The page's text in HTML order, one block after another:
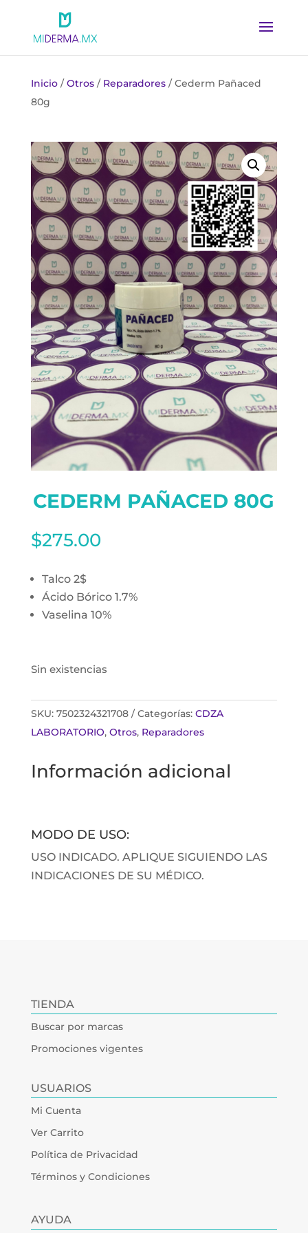
Inicio/Otros/ Reparadores/ Cederm Pañaced
80g
CEDERM PAÑACED 80G
$275.00
Talco 2$
Ácido Bórico 1.7%
Vaselina 10%
Sin existencias
SKU: 7502324321708 Categorías: CDZA
LABORATORIO, Otros, Reparadores
Información adicional
MODO DE USO:
USO INDICADO. APLIQUE SIGUIENDO LAS
INDICACIONES DE SU MÉDICO.
TIENDA
Buscar por marcas
Promociones vigentes
USUARIOS
Mi Cuenta
Ver Carrito
Política de Privacidad
Términos y Condiciones
AYUDA